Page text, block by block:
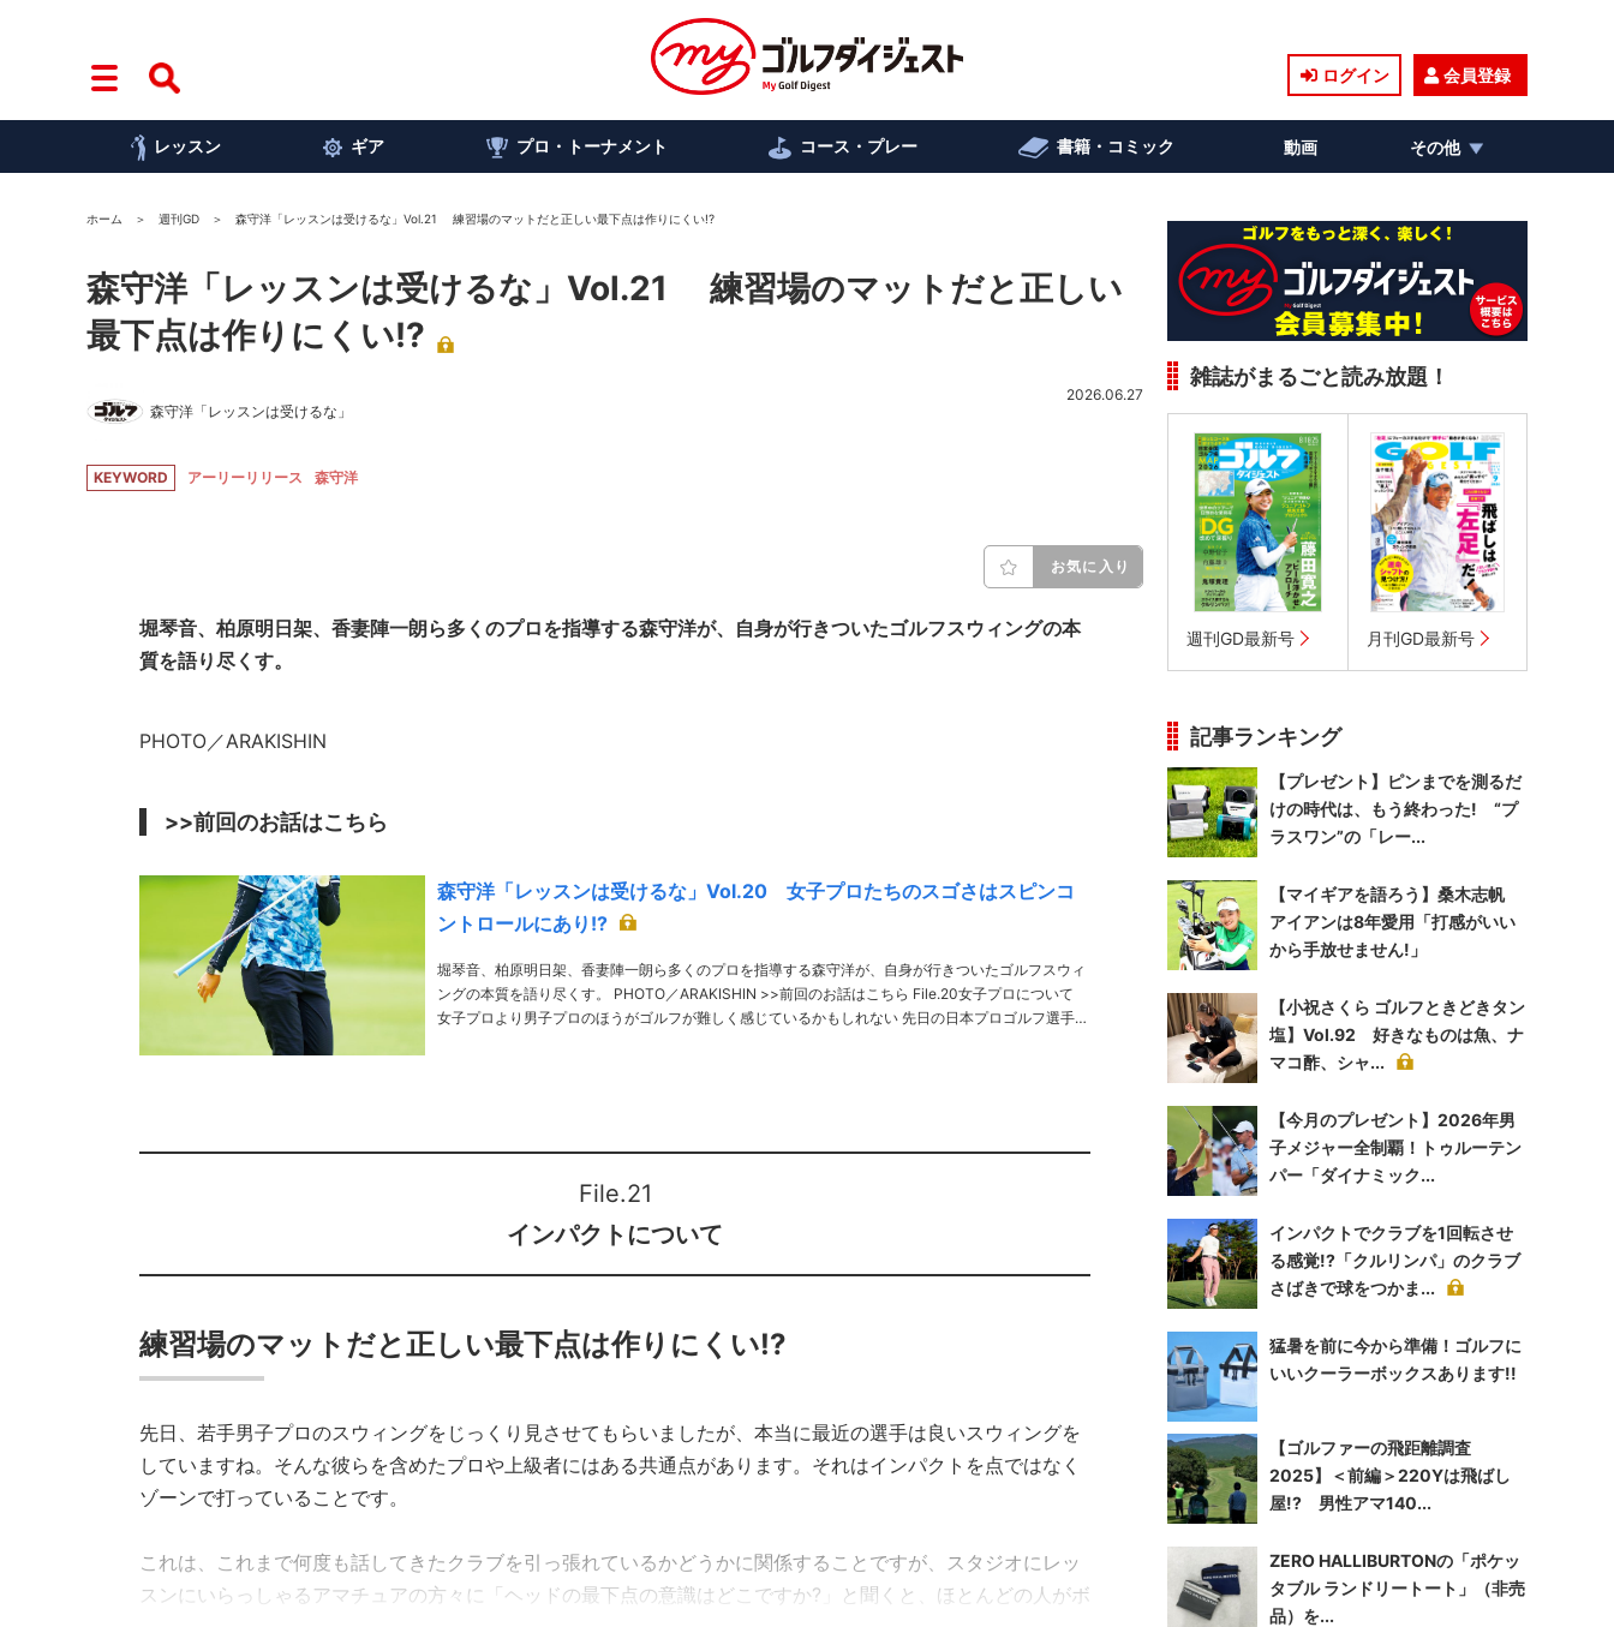
ログイン 会員登録
レッスン ギア プロ・トーナメント コース・プレー 書籍・コミック 動画 その他
ホーム 週刊GD 森守洋「レッスンは受けるな」Vol.21 練習場のマットだと正しい最下点は作りにくい!?
森守洋「レッスンは受けるな」Vol.21 練習場のマットだと正しい
最下点は作りにくい!?
森守洋「レッスンは受けるな」
2026.06.27
KEYWORD アーリーリリース 森守洋
お気に入り
堀琴音、柏原明日架、香妻陣一朗ら多くのプロを指導する森守洋が、自身が行きついたゴルフスウィングの本
質を語り尽くす。
PHOTO／ARAKISHIN
>>前回のお話はこちら
森守洋「レッスンは受けるな」Vol.20 女子プロたちのスゴさはスピンコ
ントロールにあり!?
堀琴音、柏原明日架、香妻陣一朗ら多くのプロを指導する森守洋が、自身が行きついたゴルフスウィ
ングの本質を語り尽くす。 PHOTO／ARAKISHIN >>前回のお話はこちら File.20女子プロについて
女子プロより男子プロのほうがゴルフが難しく感じているかもしれない 先日の日本プロゴルフ選手権
File.21
インパクトについて
練習場のマットだと正しい最下点は作りにくい!?
先日、若手男子プロのスウィングをじっくり見させてもらいましたが、本当に最近の選手は良いスウィングを
していますね。そんな彼らを含めたプロや上級者にはある共通点があります。それはインパクトを点ではなく
ゾーンで打っていることです。
これは、これまで何度も話してきたクラブを引っ張れているかどうかに関係することですが、スタジオにレッ
スンにいらっしゃるアマチュアの方々に「ヘッドの最下点の意識はどこですか?」と聞くと、ほとんどの人がボ
雑誌がまるごと読み放題！
週刊GD最新号 月刊GD最新号
記事ランキング
【プレゼント】ピンまでを測るだ
けの時代は、もう終わった! “プ
ラスワン”の「レー...
【マイギアを語ろう】桑木志帆
アイアンは8年愛用「打感がいい
から手放せません!」
【小祝さくら ゴルフときどきタン
塩】Vol.92 好きなものは魚、ナ
マコ酢、シャ...
【今月のプレゼント】2026年男
子メジャー全制覇！トゥルーテン
パー「ダイナミック...
インパクトでクラブを1回転させ
る感覚!?「クルリンパ」のクラブ
さばきで球をつかま...
猛暑を前に今から準備！ゴルフに
いいクーラーボックスあります!!
【ゴルファーの飛距離調査
2025】＜前編＞220Yは飛ばし
屋!? 男性アマ140...
ZERO HALLIBURTONの「ポケッ
タブル ランドリートート」（非売
品）を...